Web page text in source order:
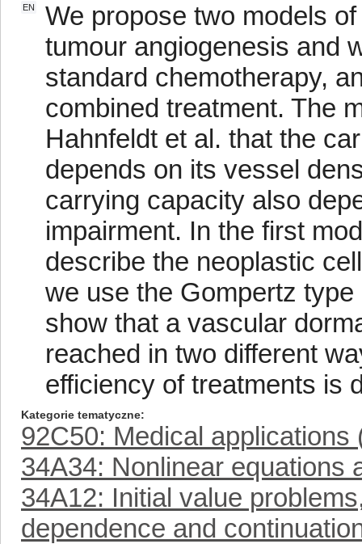
EN
We propose two models
tumour angiogenesis and
standard chemotherapy,
combined treatment. The
Hahnfeldt et al. that the
depends on its vessel
carrying capacity also
impairment. In the first
describe the neoplastic
we use the Gompertz
show that a vascular
reached in two different
efficiency of treatments is
Kategorie tematyczne
92C50: Medical applications
34A34: Nonlinear equations
34A12: Initial value
dependence and